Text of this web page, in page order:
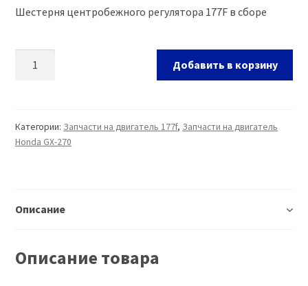
Шестерня центробежного регулятора 177F в сборе
Добавить в корзину
Категории: Запчасти на двигатель 177f, Запчасти на двигатель
Honda GX-270
Описание
Описание товара